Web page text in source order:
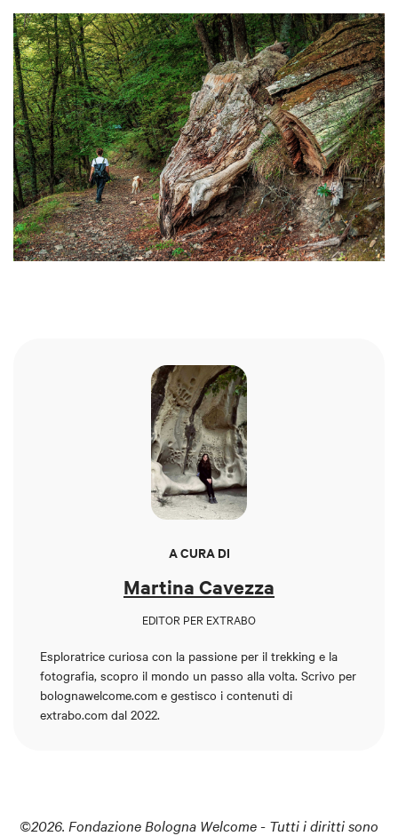
A CURA DI
Martina Cavezza
EDITOR PER EXTRABO
Esploratrice curiosa con la passione per il trekking e la
fotografia, scopro il mondo un passo alla volta. Scrivo per
bolognawelcome.com e gestisco i contenuti di
extrabo.com dal 2022.
©2026. Fondazione Bologna Welcome - Tutti i diritti sono